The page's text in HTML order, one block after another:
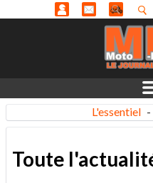
L'essentiel -
Toute